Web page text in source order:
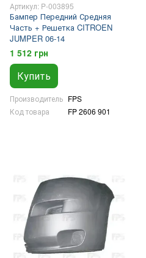
Артикул: P-003895
Бампер Передний Средняя
Часть + Решетка CITROEN
JUMPER 06-14
1 512 грн
Купить
Производитель FPS
Код товара
FP 2606 901